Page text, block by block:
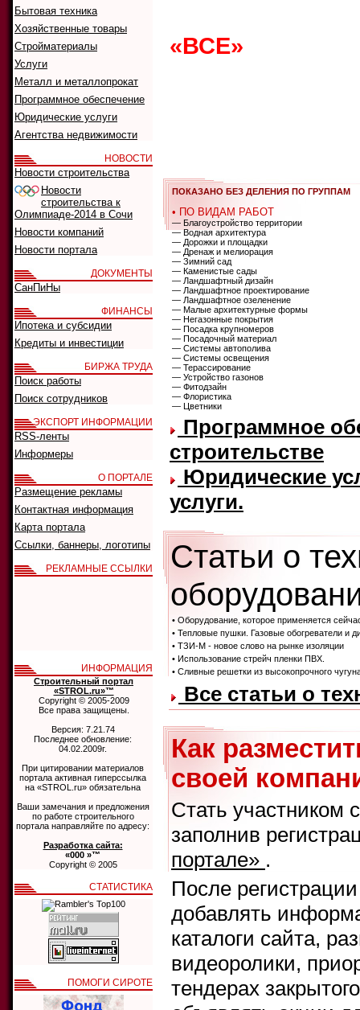
«ВСЕ»
ПОКАЗАНО БЕЗ ДЕЛЕНИЯ ПО ГРУППАМ
• ПО ВИДАМ РАБОТ
— Благоустройство территории
— Водная архитектура
— Дорожки и площадки
— Дренаж и мелиорация
— Зимний сад
— Каменистые сады
— Ландшафтный дизайн
— Ландшафтное проектирование
— Ландшафтное озеленение
— Малые архитектурные формы
— Негазонные покрытия
— Посадка крупномеров
— Посадочный материал
— Системы автополива
— Системы освещения
— Терассирование
— Устройство газонов
— Фитодзайн
— Флористика
— Цветники
Программное
строительстве
Юридические
услуги.
Статьи о
• Оборудование, которое применяется
• Тепловые пушки. Газовые обогреватели и
• ТЗИ-М - новое слово на рынке изоляции
• Использование стрейч пленки ПВХ.
• Сливные решетки из высокопрочного
Все статьи о
Как
своей
Стать участником
заполнив
портале» .
После
добавлять
каталоги сайта,
видеоролики,
тендерах
Бытовая техника
Хозяйственные товары
Стройматериалы
Услуги
Металл и металлопрокат
Программное обеспечение
Юридические услуги
Агентства недвижимости
НОВОСТИ
Новости строительства
Новости
строительства к
Олимпиаде-2014 в Сочи
Новости компаний
Новости портала
ДОКУМЕНТЫ
СанПиНы
ФИНАНСЫ
Ипотека и субсидии
Кредиты и инвестиции
БИРЖА ТРУДА
Поиск работы
Поиск сотрудников
ЭКСПОРТ ИНФОРМАЦИИ
RSS-ленты
Информеры
О ПОРТАЛЕ
Размещение рекламы
Контактная информация
Карта портала
Ссылки, баннеры, логотипы
РЕКЛАМНЫЕ ССЫЛКИ
ИНФОРМАЦИЯ
Строительный портал
«STROL.ru»™
Copyright © 2005-2009
Все права защищены.
Версия: 7.21.74
Последнее обновление:
04.02.2009г.
При цитировании материалов
портала активная гиперссылка
на «STROL.ru» обязательна
Ваши замечания и предложения
по работе строительного
портала направляйте по адресу:
Разработка сайта:
«000 »™
Copyright © 2005
СТАТИСТИКА
ПОМОГИ СИРОТЕ